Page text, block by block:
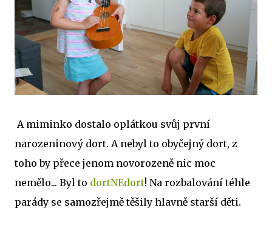
A miminko dostalo oplátkou svůj první
narozeninový dort. A nebyl to obyčejný dort, z
toho by přece jenom novorozeně nic moc
nemělo... Byl to dortNEdort! Na rozbalování téhle
parády se samozřejmě těšily hlavně starší děti.